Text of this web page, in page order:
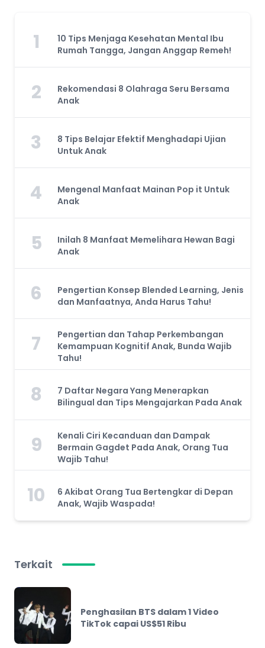
1
10 Tips Menjaga Kesehatan Mental Ibu
Rumah Tangga, Jangan Anggap Remeh!
2
Rekomendasi 8 Olahraga Seru Bersama
Anak
3
8 Tips Belajar Efektif Menghadapi Ujian
Untuk Anak
4
Mengenal Manfaat Mainan Pop it Untuk
Anak
5
Inilah 8 Manfaat Memelihara Hewan Bagi
Anak
6
Pengertian Konsep Blended Learning, Jenis
dan Manfaatnya, Anda Harus Tahu!
7
Pengertian dan Tahap Perkembangan
Kemampuan Kognitif Anak, Bunda Wajib
Tahu!
8
7 Daftar Negara Yang Menerapkan
Bilingual dan Tips Mengajarkan Pada Anak
9
Kenali Ciri Kecanduan dan Dampak
Bermain Gagdet Pada Anak, Orang Tua
Wajib Tahu!
10
6 Akibat Orang Tua Bertengkar di Depan
Anak, Wajib Waspada!
Terkait
Penghasilan BTS dalam 1 Video
TikTok capai US$51 Ribu